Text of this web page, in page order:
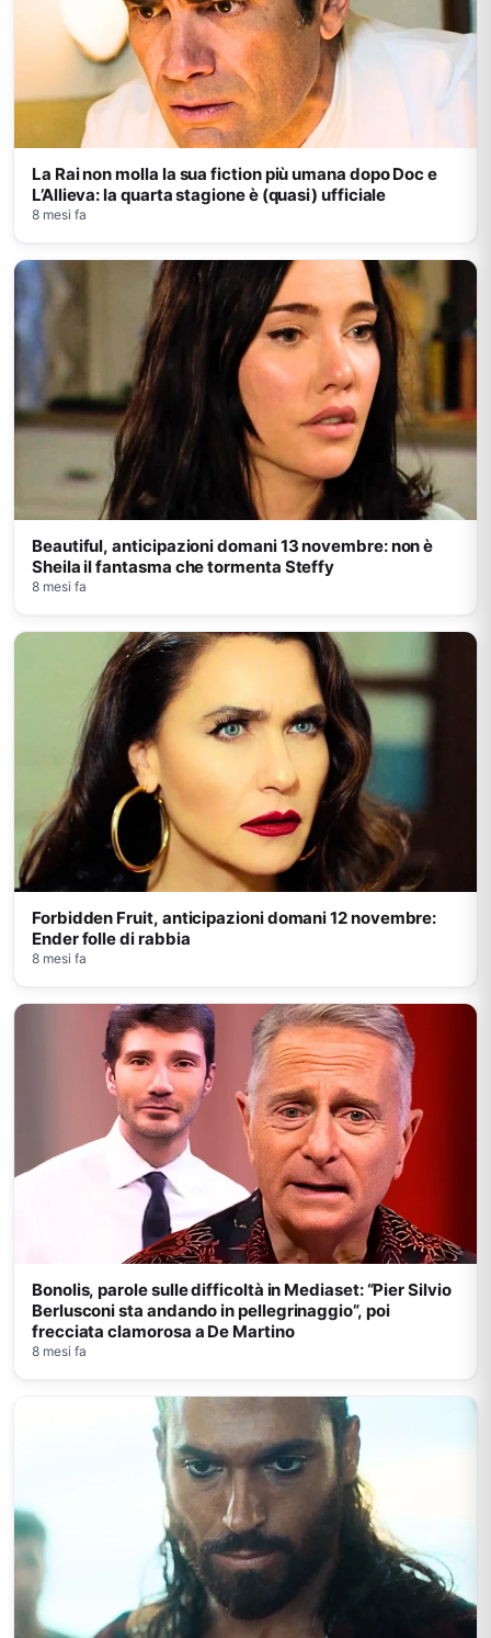
La Rai non molla la sua fiction più umana dopo Doc e
L’Allieva: la quarta stagione è (quasi) ufficiale
8 mesi fa
Beautiful, anticipazioni domani 13 novembre: non è
Sheila il fantasma che tormenta Steffy
8 mesi fa
Forbidden Fruit, anticipazioni domani 12 novembre:
Ender folle di rabbia
8 mesi fa
Bonolis, parole sulle difficoltà in Mediaset: “Pier Silvio
Berlusconi sta andando in pellegrinaggio”, poi
frecciata clamorosa a De Martino
8 mesi fa